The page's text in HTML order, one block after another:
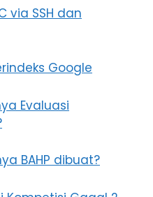
via SSH dan
Google
Evaluasi
BAHP dibuat?